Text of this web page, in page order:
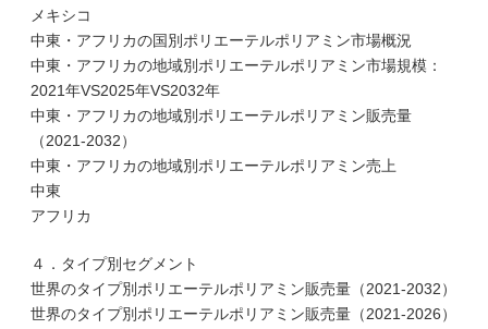
メキシコ
中東・アフリカの国別ポリエーテルポリアミン市場概況
中東・アフリカの地域別ポリエーテルポリアミン市場規模：
2021年VS2025年VS2032年
中東・アフリカの地域別ポリエーテルポリアミン販売量
（2021-2032）
中東・アフリカの地域別ポリエーテルポリアミン売上
中東
アフリカ
４．タイプ別セグメント
世界のタイプ別ポリエーテルポリアミン販売量（2021-2032）
世界のタイプ別ポリエーテルポリアミン販売量（2021-2026）